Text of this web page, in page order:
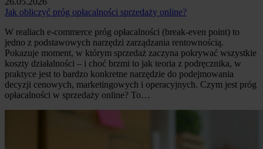
Jak obliczyć próg opłacalności sprzedaży online?
W realiach e-commerce próg opłacalności (break-even point) to
jedno z podstawowych narzędzi zarządzania rentownością.
Pokazuje moment, w którym sprzedaż zaczyna pokrywać wszystkie
koszty działalności – i choć brzmi to jak teoria z podręcznika, w
praktyce jest to bardzo konkretne narzędzie do podejmowania
decyzji cenowych, marketingowych i operacyjnych. Czym jest próg
opłacalności w sprzedaży online? To…